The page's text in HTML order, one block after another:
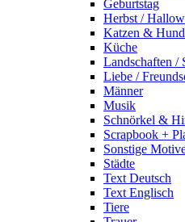
Geburtstag
Herbst /
Katzen &
Küche
Landschaften /
Liebe /
Männer
Musik
Schnörkel &
Scrapbook +
Sonstige
Städte
Text Deutsch
Text Englisch
Tiere